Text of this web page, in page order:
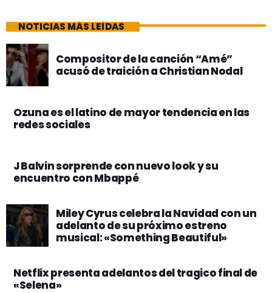
NOTICIAS MÁS LEÍDAS
Compositor de la canción “Amé”
acusó de traición a Christian Nodal
Ozuna es el latino de mayor tendencia en las
redes sociales
J Balvin sorprende con nuevo look y su
encuentro con Mbappé
Miley Cyrus celebra la Navidad con un
adelanto de su próximo estreno
musical: «Something Beautiful»
Netflix presenta adelantos del tragico final de
«Selena»